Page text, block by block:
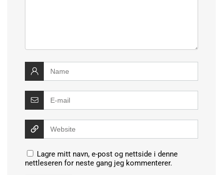
Lagre mitt navn, e-post og nettside i denne
nettleseren for neste gang jeg kommenterer.